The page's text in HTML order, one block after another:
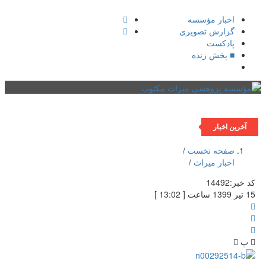
اخبار مؤسسه
گزارش تصویری
پادکست‌
■ پخش زنده
آخرین اخبار
صفحه نخست /
اخبار میراث /
کد خبر:14492
15 تیر 1399 ساعت [ 13:02 ]
پ